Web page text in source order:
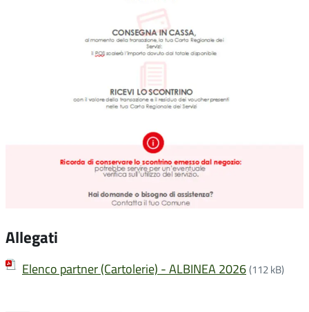
Allegati
Elenco partner (Cartolerie) - ALBINEA 2026(112 kB)